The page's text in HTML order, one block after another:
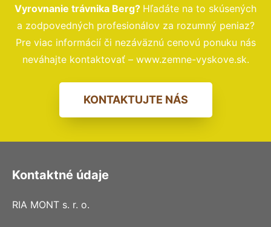
Vyrovnanie trávnika Berg? Hľadáte na to skúsených
a zodpovedných profesionálov za rozumný peniaz?
Pre viac informácií či nezáväznú cenovú ponuku nás
neváhajte kontaktovať – www.zemne-vyskove.sk.
KONTAKTUJTE NÁS
Kontaktné údaje
RIA MONT s. r. o.